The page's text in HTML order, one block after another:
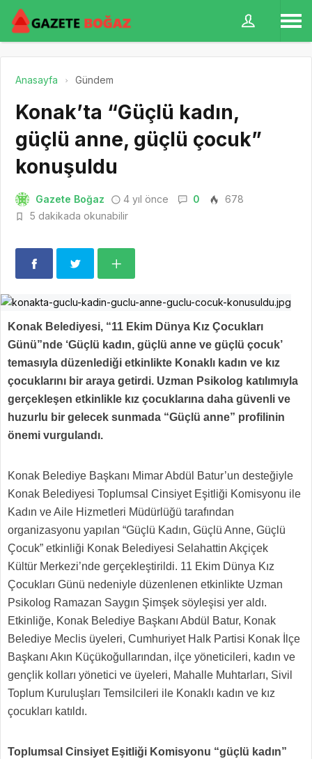
Anasayfa Gündem
Konak’ta “Güçlü kadın,
güçlü anne, güçlü çocuk”
konuşuldu
Gazete Boğaz 4 yıl önce 0
678
5 dakikada okunabilir
Konak Belediyesi, “11 Ekim Dünya Kız Çocukları
Günü”nde ‘Güçlü kadın, güçlü anne ve güçlü çocuk’
temasıyla düzenlediği etkinlikte Konaklı kadın ve kız
çocuklarını bir araya getirdi. Uzman Psikolog katılımıyla
gerçekleşen etkinlikle kız çocuklarına daha güvenli ve
huzurlu bir gelecek sunmada “Güçlü anne” profilinin
önemi vurgulandı.
Konak Belediye Başkanı Mimar Abdül Batur’un desteğiyle
Konak Belediyesi Toplumsal Cinsiyet Eşitliği Komisyonu ile
Kadın ve Aile Hizmetleri Müdürlüğü tarafından
organizasyonu yapılan “Güçlü Kadın, Güçlü Anne, Güçlü
Çocuk” etkinliği Konak Belediyesi Selahattin Akçiçek
Kültür Merkezi’nde gerçekleştirildi. 11 Ekim Dünya Kız
Çocukları Günü nedeniyle düzenlenen etkinlikte Uzman
Psikolog Ramazan Saygın Şimşek söyleşisi yer aldı.
Etkinliğe, Konak Belediye Başkanı Abdül Batur, Konak
Belediye Meclis üyeleri, Cumhuriyet Halk Partisi Konak İlçe
Başkanı Akın Küçükoğullarından, ilçe yöneticileri, kadın ve
gençlik kolları yönetici ve üyeleri, Mahalle Muhtarları, Sivil
Toplum Kuruluşları Temsilcileri ile Konaklı kadın ve kız
çocukları katıldı.
Toplumsal Cinsiyet Eşitliği Komisyonu “güçlü kadın”